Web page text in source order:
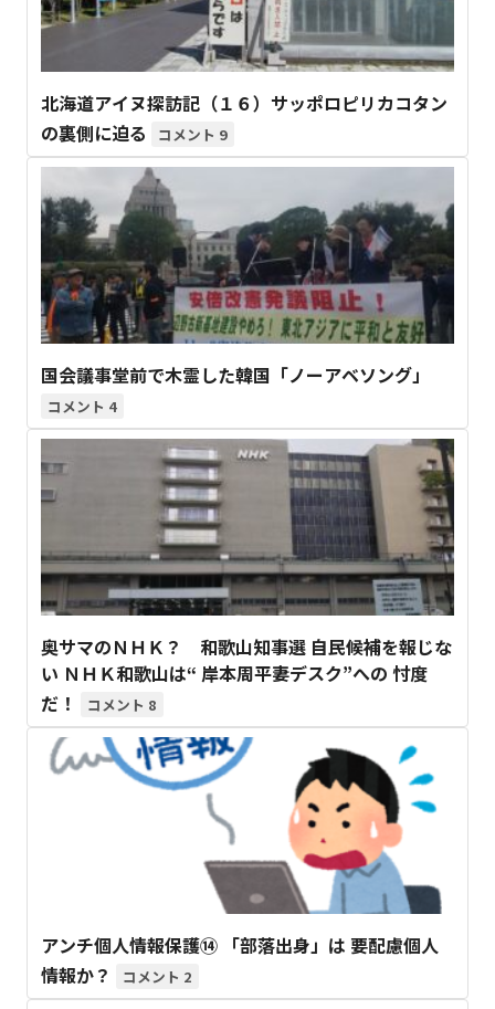
北海道アイヌ探訪記（１６）サッポロピリカコタン
の裏側に迫る
9
国会議事堂前で木霊した韓国「ノーアベソング」
4
奥サマのＮＨＫ？ 和歌山知事選 自民候補を報じな
い ＮＨＫ和歌山は“ 岸本周平妻デスク”への 忖度
だ！
8
アンチ個人情報保護⑭ 「部落出身」は 要配慮個人
情報か？
2